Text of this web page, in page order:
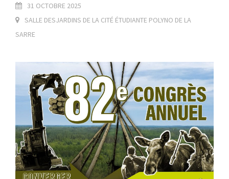
31 OCTOBRE 2025
SALLE DESJARDINS DE LA CITÉ ÉTUDIANTE POLYNO DE LA
SARRE